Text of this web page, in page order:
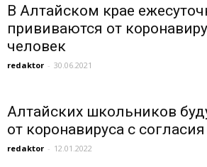
В Алтайском крае
прививаются от
человек
redaktor - 30.06.2021
Алтайских школьников
от коронавируса с
redaktor - 12.01.2022